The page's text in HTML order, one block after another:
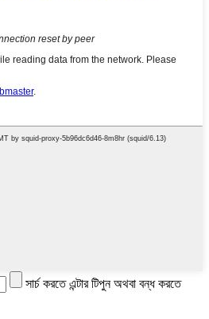
সার্চ করতে এন্টার টিপুন অথবা বন্ধ করতে